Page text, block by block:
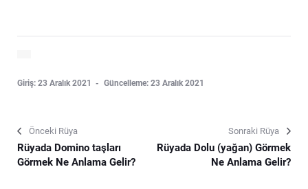
Giriş: 23 Aralık 2021 Güncelleme: 23 Aralık 2021
Önceki Rüya
Rüyada Domino taşları
Görmek Ne Anlama Gelir?
Sonraki Rüya
Rüyada Dolu (yağan) Görmek
Ne Anlama Gelir?